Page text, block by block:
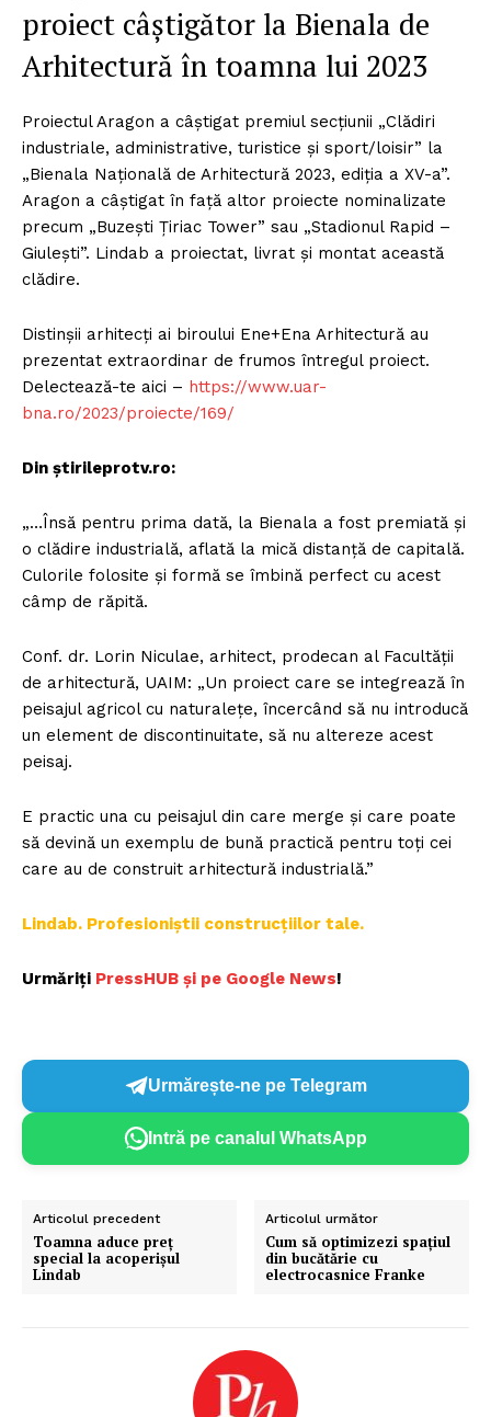
proiect câștigător la Bienala de
Arhitectură în toamna lui 2023
Proiectul Aragon a câștigat premiul secțiunii „Clădiri
industriale, administrative, turistice și sport/loisir” la
„Bienala Națională de Arhitectură 2023, ediția a XV-a”.
Aragon a câștigat în față altor proiecte nominalizate
precum „Buzești Țiriac Tower” sau „Stadionul Rapid –
Giulești”. Lindab a proiectat, livrat și montat această
clădire.
Distinșii arhitecți ai biroului Ene+Ena Arhitectură au
prezentat extraordinar de frumos întregul proiect.
Delectează-te aici – https://www.uar-
bna.ro/2023/proiecte/169/
Din știrileprotv.ro:
„…Însă pentru prima dată, la Bienala a fost premiată și
o clădire industrială, aflată la mică distanță de capitală.
Culorile folosite și formă se îmbină perfect cu acest
câmp de răpită.
Conf. dr. Lorin Niculae, arhitect, prodecan al Facultății
de arhitectură, UAIM: „Un proiect care se integrează în
peisajul agricol cu naturalețe, încercând să nu introducă
un element de discontinuitate, să nu altereze acest
peisaj.
E practic una cu peisajul din care merge și care poate
să devină un exemplu de bună practică pentru toți cei
care au de construit arhitectură industrială.”
Lindab. Profesioniștii construcțiilor tale.
Urmăriți PressHUB și pe Google News!
Urmărește-ne pe Telegram
Intră pe canalul WhatsApp
Articolul precedent
Toamna aduce preț
special la acoperișul
Lindab
Articolul următor
Cum să optimizezi spațiul
din bucătărie cu
electrocasnice Franke